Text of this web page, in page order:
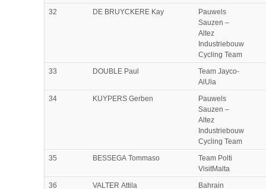
32
DE BRUYCKERE Kay
Pauwels
Sauzen –
Altez
Industriebouw
Cycling Team
33
DOUBLE Paul
Team Jayco-
AlUla
34
KUYPERS Gerben
Pauwels
Sauzen –
Altez
Industriebouw
Cycling Team
35
BESSEGA Tommaso
Team Polti
VisitMalta
36
VALTER Attila Bahrain